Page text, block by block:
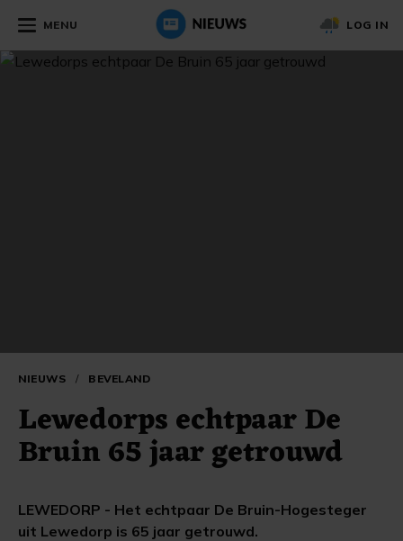
MENU LOG IN
NIEUWS / BEVELAND
Lewedorps echtpaar De
Bruin 65 jaar getrouwd
LEWEDORP - Het echtpaar De Bruin-Hogesteger
uit Lewedorp is 65 jaar getrouwd.